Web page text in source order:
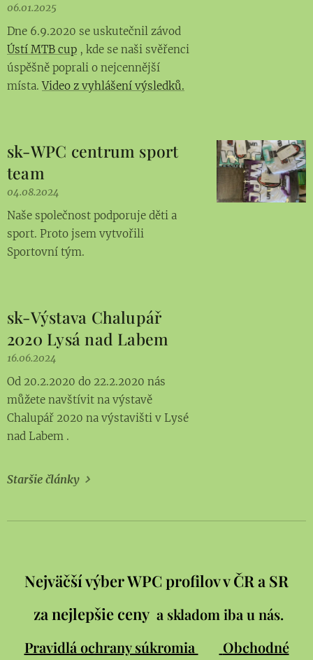
06.01.2025
Dne 6.9.2020 se uskutečnil závod
Ústí MTB cup , kde se naši svěřenci
úspěšně poprali o nejcennější
místa.Video z vyhlášení výsledků.
sk-WPC centrum sport
team
04.08.2024
Naše společnost podporuje děti a
sport. Proto jsem vytvořili
Sportovní tým.
sk-Výstava Chalupář
2020 Lysá nad Labem
16.06.2024
Od 20.2.2020 do 22.2.2020 nás
můžete navštívit na výstavě
Chalupář 2020 na výstavišti v Lysé
nad Labem .
Staršie články
Nejväčší výber WPC profilov v ČR a SR
za nejlepšie ceny a skladom iba u nás.
Pravidlá ochrany súkromia
Obchodné